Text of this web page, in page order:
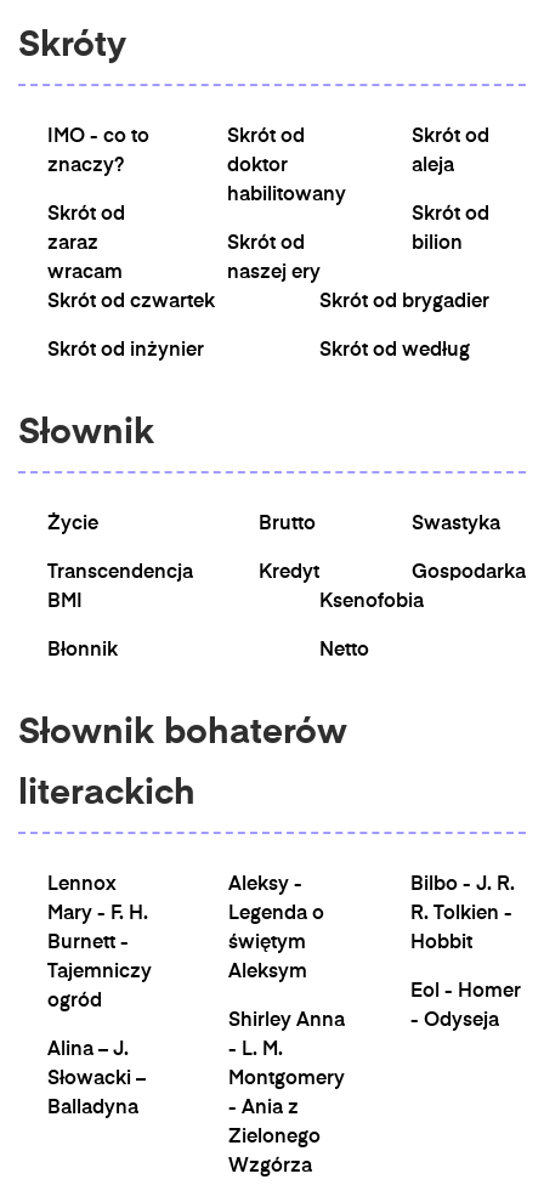
Skróty
IMO - co to
znaczy?
Skrót od
zaraz
wracam
Skrót od
doktor
habilitowany
Skrót od
naszej ery
Skrót od
aleja
Skrót od
bilion
Skrót od czwartek
Skrót od inżynier
Skrót od brygadier
Skrót od według
Słownik
Życie
Transcendencja
Brutto
Kredyt
Swastyka
Gospodarka
BMI
Błonnik
Ksenofobia
Netto
Słownik bohaterów
literackich
Lennox
Mary - F. H.
Burnett -
Tajemniczy
ogród
Alina – J.
Słowacki –
Balladyna
Aleksy -
Legenda o
świętym
Aleksym
Shirley Anna
- L. M.
Montgomery
- Ania z
Zielonego
Wzgórza
Bilbo - J. R.
R. Tolkien -
Hobbit
Eol - Homer
- Odyseja